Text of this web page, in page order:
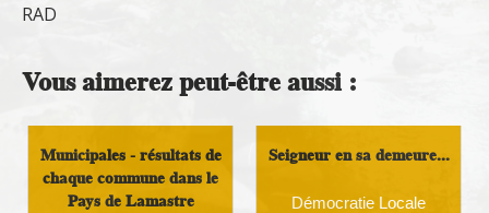
RAD
Vous aimerez peut-être aussi :
Municipales - résultats de
chaque commune dans le
Pays de Lamastre
Seigneur en sa demeure...
Démocratie Locale